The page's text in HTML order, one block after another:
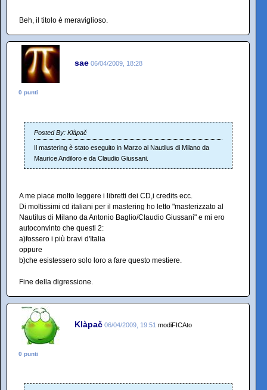
Beh, il titolo è meraviglioso.
sae 06/04/2009, 18:28
0 punti
Posted By: Klàpač
Il mastering è stato eseguito in Marzo al Nautilus di Milano da
Maurice Andiloro e da Claudio Giussani.
A me piace molto leggere i libretti dei CD,i credits ecc.
Di moltissimi cd italiani per il mastering ho letto "masterizzato al
Nautilus di Milano da Antonio Baglio/Claudio Giussani" e mi ero
autoconvinto che questi 2:
a)fossero i più bravi d'Italia
oppure
b)che esistessero solo loro a fare questo mestiere.
Fine della digressione.
Klàpač 06/04/2009, 19:51 modiFICAto
0 punti